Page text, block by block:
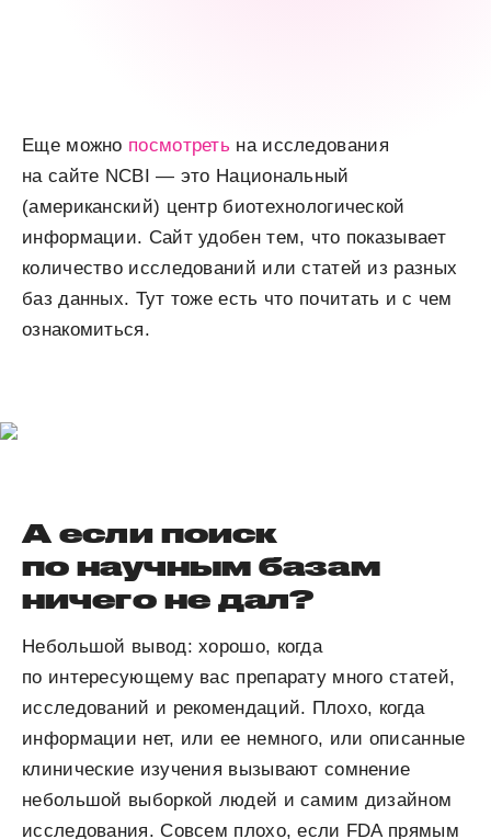
Еще можно посмотреть на исследования
на сайте NCBI — это Национальный
(американский) центр биотехнологической
информации. Сайт удобен тем, что показывает
количество исследований или статей из разных
баз данных. Тут тоже есть что почитать и с чем
ознакомиться.
А если поиск
по научным базам
ничего не дал?
Небольшой вывод: хорошо, когда
по интересующему вас препарату много статей,
исследований и рекомендаций. Плохо, когда
информации нет, или ее немного, или описанные
клинические изучения вызывают сомнение
небольшой выборкой людей и самим дизайном
исследования. Совсем плохо, если FDA прямым